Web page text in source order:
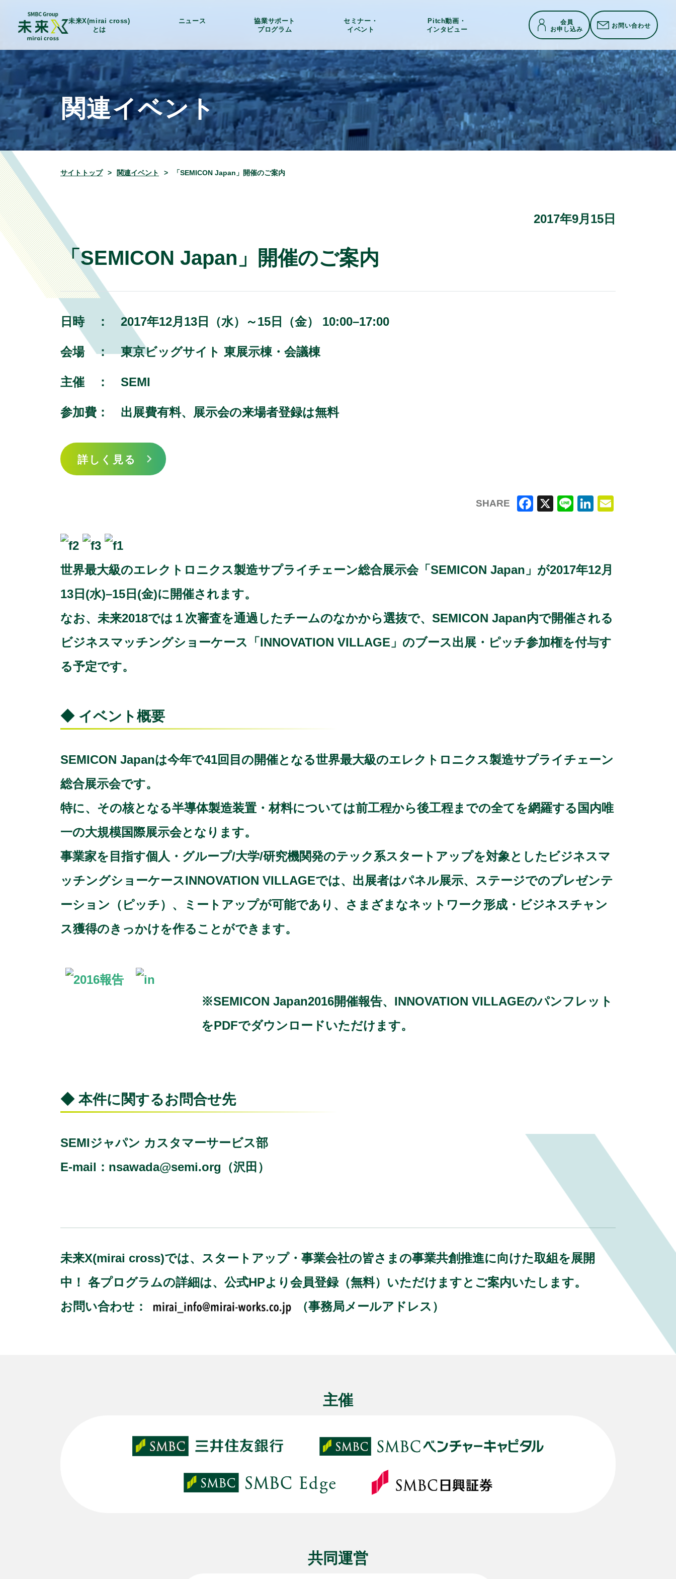
未来X(mirai cross)
とは
ニュース
協業サポート
プログラム
セミナー・
イベント
Pitch動画・
インタビュー
会員
お申し込み お問い合わせ
関連イベント
サイトトップ 関連イベント 「SEMICON Japan」開催のご案内
2017年9月15日
「SEMICON Japan」開催のご案内
日時 ： 2017年12月13日（水）～15日（金） 10:00–17:00
会場 ： 東京ビッグサイト 東展示棟・会議棟
主催 ： SEMI
参加費： 出展費有料、展示会の来場者登録は無料
詳しく見る
SHARE
e
o
k
e
l
世界最大級のエレクトロニクス製造サプライチェーン総合展示会「SEMICON Japan」が2017年12月
13日(水)–15日(金)に開催されます。
なお、未来2018では１次審査を通過したチームのなかから選抜で、SEMICON Japan内で開催される
ビジネスマッチングショーケース「INNOVATION VILLAGE」のブース出展・ピッチ参加権を付与す
る予定です。
◆ イベント概要
SEMICON Japanは今年で41回目の開催となる世界最大級のエレクトロニクス製造サプライチェーン
総合展示会です。
特に、その核となる半導体製造装置・材料については前工程から後工程までの全てを網羅する国内唯
一の大規模国際展示会となります。
事業家を目指す個人・グループ/大学/研究機関発のテック系スタートアップを対象としたビジネスマ
ッチングショーケースINNOVATION VILLAGEでは、出展者はパネル展示、ステージでのプレゼンテ
ーション（ピッチ）、ミートアップが可能であり、さまざまなネットワーク形成・ビジネスチャン
ス獲得のきっかけを作ることができます。
※SEMICON Japan2016開催報告、INNOVATION VILLAGEのパンフレット
をPDFでダウンロードいただけます。
◆ 本件に関するお問合せ先
SEMIジャパン カスタマーサービス部
E-mail： nsawada@semi.org （沢田）
未来X(mirai cross)では、スタートアップ・事業会社の皆さまの事業共創推進に向けた取組を展開
中！ 各プログラムの詳細は、公式HPより会員登録（無料）いただけますとご案内いたします。
お問い合わせ：
（事務局メールアドレス）
主催
共同運営